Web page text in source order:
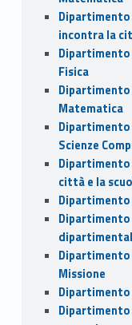
Dipartimento
incontra la
Dipartimento
Fisica
Dipartimento
Matematica
Dipartimento
Scienze
Dipartimento
città e la
Dipartimento
Dipartimento
Dipartimento
Missione
Dipartimento
Dipartimento